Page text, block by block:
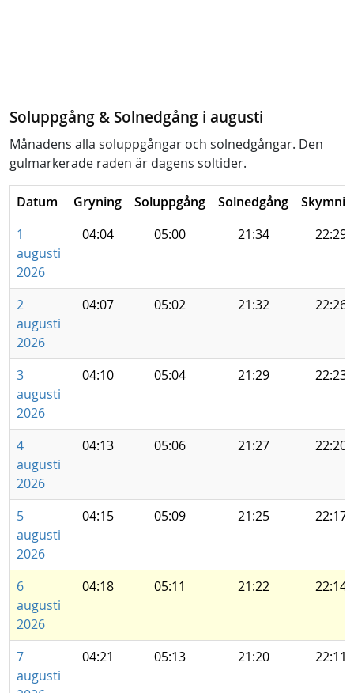
Soluppgång & Solnedgång i augusti
Månadens alla soluppgångar och solnedgångar. Den
gulmarkerade raden är dagens soltider.
Datum Gryning Soluppgång Solnedgång
1
augusti
2026
04:04 05:00 21:34 22:29
2
augusti
2026
04:07 05:02 21:32 22:26
3
augusti
2026
04:10 05:04 21:29 22:23
4
augusti
2026
04:13 05:06 21:27 22:20
5
augusti
2026
04:15 05:09 21:25 22:17
6
augusti
2026
04:18 05:11 21:22 22:14
7
augusti
04:21 05:13 21:20 22:11